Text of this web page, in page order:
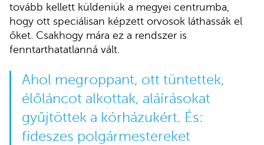
tovább kellett küldeniük a megyei centrumba,
hogy ott speciálisan képzett orvosok láthassák el
őket. Csakhogy mára ez a rendszer is
fenntarthatatlanná vált.
Ahol megroppant, ott tüntettek,
élőláncot alkottak, aláírásokat
gyűjtöttek a kórházukért. És:
fideszes polgármestereket